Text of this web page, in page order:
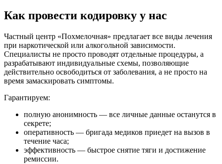
Как провести кодировку у нас
Частный центр «Похмелочная» предлагает все виды лечения
при наркотической или алкогольной зависимости.
Специалисты не просто проводят отдельные процедуры, а
разрабатывают индивидуальные схемы, позволяющие
действительно освободиться от заболевания, а не просто на
время замаскировать симптомы.
Гарантируем:
полную анонимность — все личные данные останутся в
секрете;
оперативность — бригада медиков приедет на вызов в
течение часа;
эффективность — быстрое снятие тяги и достижение
ремиссии.